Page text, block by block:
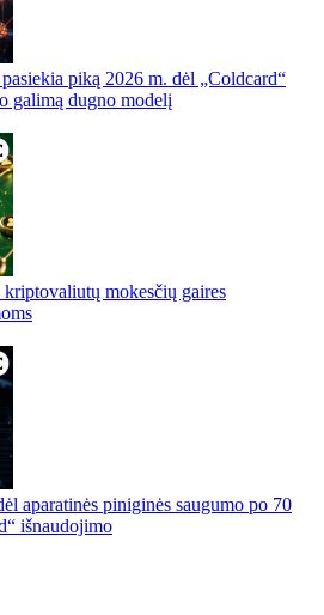
piką 2026 m. dėl „Coldcard“
galimą dugno modelį
mokesčių gaires
aparatinės piniginės saugumo po 70
išnaudojimo